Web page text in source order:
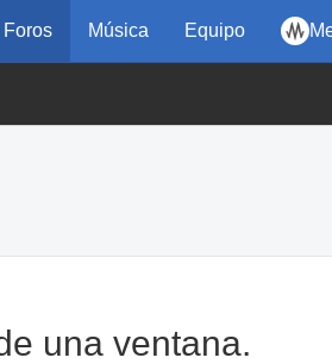
Foros Música Equipo
una ventana.